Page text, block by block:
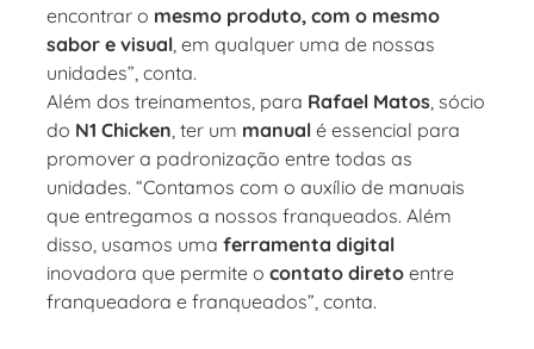
encontrar o mesmo produto, com o mesmo
sabor e visual , em qualquer uma de nossas
unidades”, conta.
Além dos treinamentos, para Rafael Matos , sócio
do N1 Chicken , ter um manual é essencial para
promover a padronização entre todas as
unidades. “Contamos com o auxílio de manuais
que entregamos a nossos franqueados. Além
disso, usamos uma ferramenta digital
inovadora que permite o contato direto entre
franqueadora e franqueados”, conta.